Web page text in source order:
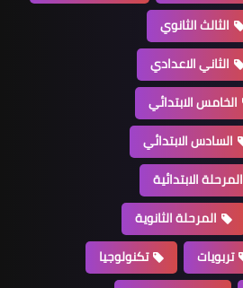
الثالث الثانوي
الثاني الاعدادي
الخامس الابتدائي
السادس الابتدائي
المرحلة الابتدائية
المرحلة الثانوية
تربويات
تكنولوجيا